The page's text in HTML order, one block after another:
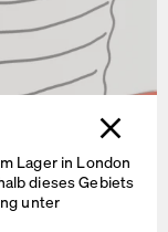
auf der Rückseite.
Lager in London
dieses Gebiets
unter